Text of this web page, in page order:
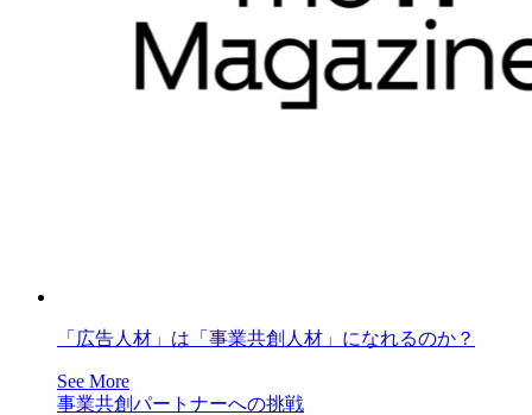
「広告人材」は「事業共創人材」になれるのか？
See More
事業共創パートナーへの挑戦